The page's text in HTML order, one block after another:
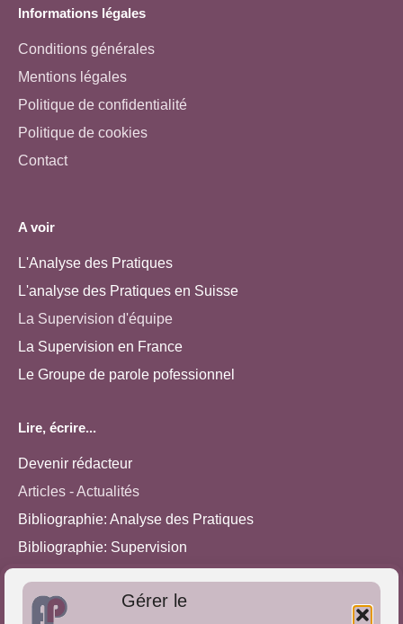
Gérer le
Informations légales
Conditions générales
Mentions légales
Politique de confidentialité
Politique de cookies
Contact
A voir
L'Analyse des Pratiques
L'analyse des Pratiques en Suisse
La Supervision d'équipe
La Supervision en France
Le Groupe de parole pofessionnel
Lire, écrire...
Devenir rédacteur
Articles - Actualités
Bibliographie: Analyse des Pratiques
Bibliographie: Supervision
Approches de l'Analyse des pratiques